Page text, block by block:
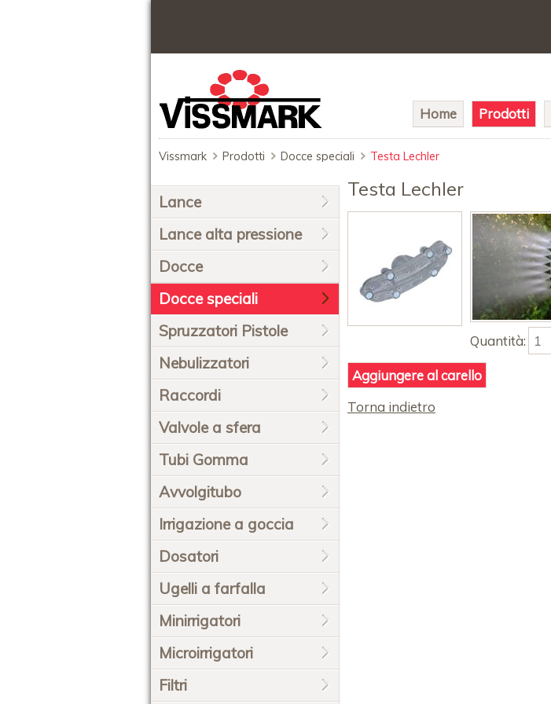
Salta
Home Prodotti
Vissmark Prodotti Docce speciali Testa Lechler
Testa Lechler
Quantità:
Torna indietro
Salta
la
navigazione
Lance
Lance alta pressione
Docce
Docce speciali
Spruzzatori Pistole
Nebulizzatori
Raccordi
Valvole a sfera
Tubi Gomma
Avvolgitubo
Irrigazione a goccia
Dosatori
Ugelli a farfalla
Minirrigatori
Microirrigatori
Filtri